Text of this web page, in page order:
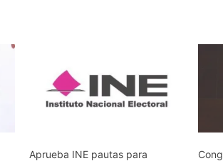
Aprueba INE pautas para